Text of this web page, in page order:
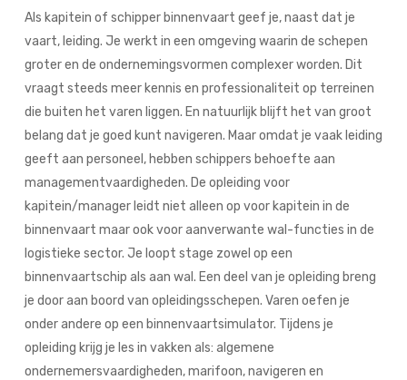
Als kapitein of schipper binnenvaart geef je, naast dat je
vaart, leiding. Je werkt in een omgeving waarin de schepen
groter en de ondernemingsvormen complexer worden. Dit
vraagt steeds meer kennis en professionaliteit op terreinen
die buiten het varen liggen. En natuurlijk blijft het van groot
belang dat je goed kunt navigeren. Maar omdat je vaak leiding
geeft aan personeel, hebben schippers behoefte aan
managementvaardigheden. De opleiding voor
kapitein/manager leidt niet alleen op voor kapitein in de
binnenvaart maar ook voor aanverwante wal-functies in de
logistieke sector. Je loopt stage zowel op een
binnenvaartschip als aan wal. Een deel van je opleiding breng
je door aan boord van opleidingsschepen. Varen oefen je
onder andere op een binnenvaartsimulator. Tijdens je
opleiding krijg je les in vakken als: algemene
ondernemersvaardigheden, marifoon, navigeren en